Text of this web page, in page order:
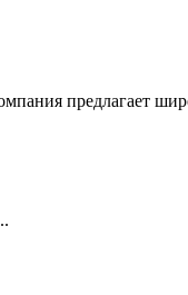
предлагает